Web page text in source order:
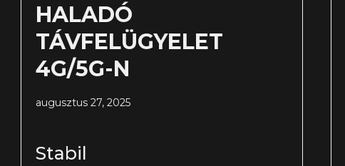
HALADÓ
TÁVFELÜGYELET
4G/5G-N
augusztus 27, 2025
Stabil